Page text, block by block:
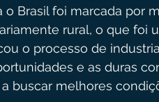
o Brasil foi marcada por
rural, o que foi
o processo de
e as duras
buscar melhores